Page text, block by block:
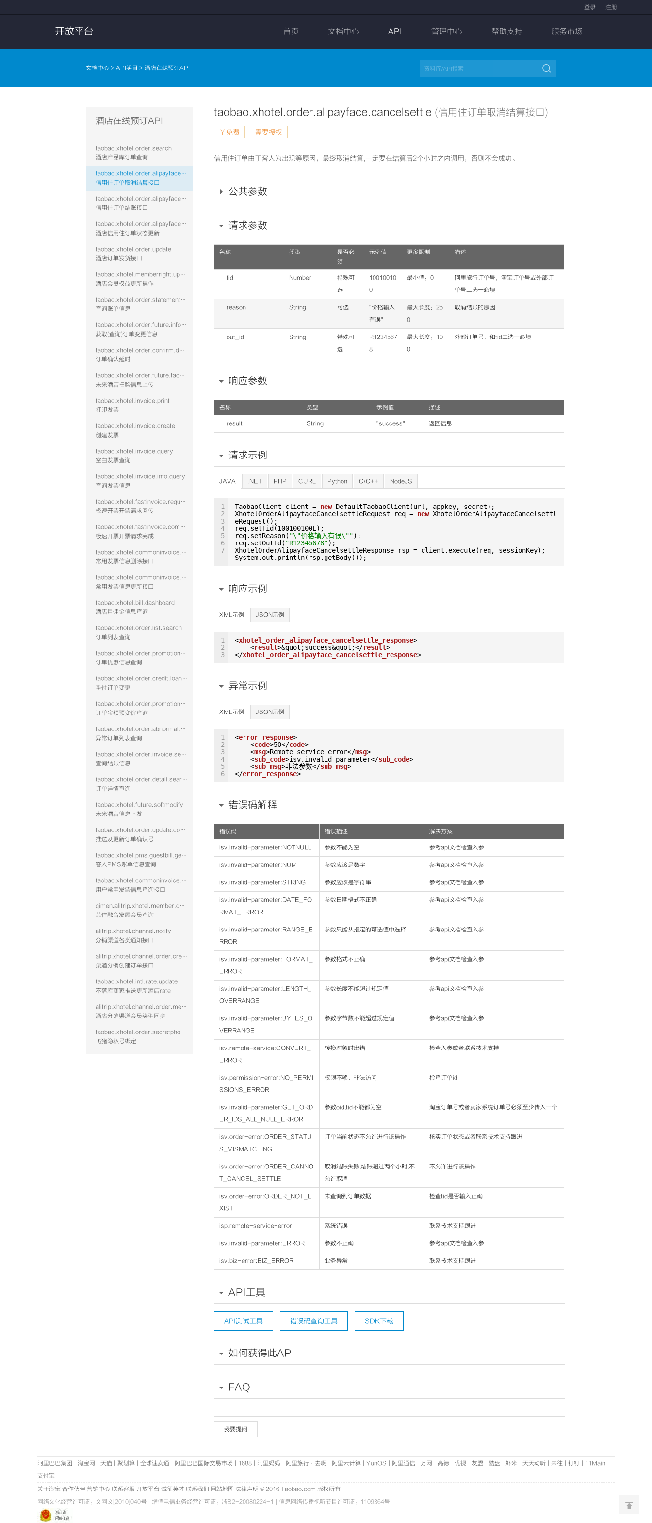
登录 注册
开放平台 首页 文档中心 API 管理中心 帮助支持 服务市场
文档中心 > API类目 > 酒店在线预订API 
酒店在线预订API
taobao.xhotel.order.search
酒店产品库订单查询
taobao.xhotel.order.alipayface.cancelsettle
信用住订单取消结算接口
taobao.xhotel.order.alipayface.settle
信用住订单结账接口
taobao.xhotel.order.alipayface.update
酒店信用住订单状态更新
taobao.xhotel.order.update
酒店订单发货接口
taobao.xhotel.memberright.update
酒店会员权益更新操作
taobao.xhotel.order.statement.get
查询账单信息
taobao.xhotel.order.future.info.get
获取(查询)订单变更信息
taobao.xhotel.order.confirm.delay
订单确认延时
taobao.xhotel.order.future.facescan.put
未来酒店扫脸信息上传
taobao.xhotel.invoice.print
打印发票
taobao.xhotel.invoice.create
创建发票
taobao.xhotel.invoice.query
空白发票查询
taobao.xhotel.invoice.info.query
查询发票信息
taobao.xhotel.fastinvoice.request
极速开票开票请求回传
taobao.xhotel.fastinvoice.complete
极速开票开票请求完成
taobao.xhotel.commoninvoice.remove
常用发票信息删除接口
taobao.xhotel.commoninvoice.update
常用发票信息更新接口
taobao.xhotel.bill.dashboard
酒店月佣金信息查询
taobao.xhotel.order.list.search
订单列表查询
taobao.xhotel.order.promotion.query
订单优惠信息查询
taobao.xhotel.order.credit.loan.update
垫付订单变更
taobao.xhotel.order.promotion.prechange
订单金额预变价查询
taobao.xhotel.order.abnormal.search
异常订单列表查询
taobao.xhotel.order.invoice.settle.search
查询结账信息
taobao.xhotel.order.detail.search
订单详情查询
taobao.xhotel.future.softmodify
未来酒店信息下发
taobao.xhotel.order.update.confirmcode
推送及更新订单确认号
taobao.xhotel.pms.guestbill.get.vtwo
客人PMS账单信息查询
taobao.xhotel.commoninvoice.list.vtwo
用户常用发票信息查询接口
qimen.alitrip.xhotel.member.query
菲住融合发展会员查询
alitrip.xhotel.channel.notify
分销渠道各类通知接口
alitrip.xhotel.channel.order.create
渠道分销创建订单接口
taobao.xhotel.intl.rate.update
不落库商家推送更新酒店rate
alitrip.xhotel.channel.order.membertype.sync
酒店分销渠道会员类型同步
taobao.xhotel.order.secretphonenum.bindnew
飞猪隐私号绑定
taobao.xhotel.order.alipayface.cancelsettle (信用住订单取消结算接口)
￥免费 需要授权
信用住订单由于客人为出现等原因，最终取消结算,一定要在结算后2个小时之内调用，否则不会成功。
公共参数
请求参数
名称 类型
是否必
须
示例值 更多限制 描述
tid Number
特殊可
选
10010010
0
最小值：0
阿里旅行订单号，淘宝订单号或外部订
单号二选一必填
reason String 可选
"价格输入
有误"
最大长度：25
0
取消结账的原因
out_id String
特殊可
选
R1234567
8
最大长度：10
0
外部订单号，和tid二选一必填
响应参数
名称 类型 示例值 描述
result String "success" 返回信息
请求示例
JAVA .NET PHP CURL Python C/C++ NodeJS
1
2
3
4
5
6
7
TaobaoClient client = new DefaultTaobaoClient(url, appkey, secret);
XhotelOrderAlipayfaceCancelsettleRequest req = new XhotelOrderAlipayfaceCancelsettl
eRequest();
req.setTid(100100100L);
req.setReason( "\"价格输入有误\"");
req.setOutId( "R12345678");
XhotelOrderAlipayfaceCancelsettleResponse rsp = client.execute(req, sessionKey);
System.out.println(rsp.getBody());
响应示例
XML示例 JSON示例
1
2
3
<xhotel_order_alipayface_cancelsettle_response>
<result>&quot;success&quot;</result>
</xhotel_order_alipayface_cancelsettle_response>
异常示例
XML示例 JSON示例
1
2
3
4
5
6
<error_response>
<code>50</code>
<msg>Remote service error</msg>
<sub_code>isv.invalid-parameter</sub_code>
<sub_msg>非法参数</sub_msg>
</error_response>
错误码解释
错误码 错误描述 解决方案
isv.invalid-parameter:NOTNULL 参数不能为空 参考api文档检查入参
isv.invalid-parameter:NUM 参数应该是数字 参考api文档检查入参
isv.invalid-parameter:STRING 参数应该是字符串 参考api文档检查入参
isv.invalid-parameter:DATE_FO
RMAT_ERROR
参数日期格式不正确 参考api文档检查入参
isv.invalid-parameter:RANGE_E
RROR
参数只能从指定的可选值中选择 参考api文档检查入参
isv.invalid-parameter:FORMAT_
ERROR
参数格式不正确 参考api文档检查入参
isv.invalid-parameter:LENGTH_
OVERRANGE
参数长度不能超过规定值 参考api文档检查入参
isv.invalid-parameter:BYTES_O
VERRANGE
参数字节数不能超过规定值 参考api文档检查入参
isv.remote-service:CONVERT_
ERROR
转换对象时出错 检查入参或者联系技术支持
isv.permission-error:NO_PERMI
SSIONS_ERROR
权限不够、非法访问 检查订单id
isv.invalid-parameter:GET_ORD
ER_IDS_ALL_NULL_ERROR
参数oid,tid不能都为空 淘宝订单号或者卖家系统订单号必须至少传入一个
isv.order-error:ORDER_STATU
S_MISMATCHING
订单当前状态不允许进行该操作 核实订单状态或者联系技术支持跟进
isv.order-error:ORDER_CANNO
T_CANCEL_SETTLE
取消结账失败,结账超过两个小时,不
允许取消
不允许进行该操作
isv.order-error:ORDER_NOT_E
XIST
未查询到订单数据 检查tid是否输入正确
isp.remote-service-error 系统错误 联系技术支持跟进
isv.invalid-parameter:ERROR 参数不正确 参考api文档检查入参
isv.biz-error:BIZ_ERROR 业务异常 联系技术支持跟进
API工具
API测试工具 错误码查询工具 SDK下载
如何获得此API
FAQ
我要提问

阿里巴巴集团 淘宝网 天猫 聚划算 全球速卖通 阿里巴巴国际交易市场 1688 阿里妈妈 阿里旅行·去啊 阿里云计算 YunOS 阿里通信 万网 高德 优视 友盟 酷盘 虾米 天天动听 来往 钉钉 11Main
支付宝
关于淘宝 合作伙伴 营销中心 联系客服 开放平台 诚征英才 联系我们 网站地图 法律声明 © 2016 Taobao.com 版权所有
网络文化经营许可证： 文网文[2010]040号 增值电信业务经营许可证：浙B2-20080224-1 信息网络传播视听节目许可证：1109364号